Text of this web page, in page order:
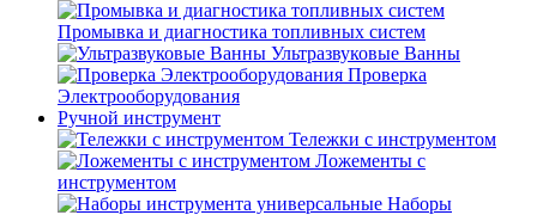
Промывка и диагностика топливных систем
Ультразвуковые Ванны
Проверка
Электрооборудования
Ручной инструмент
Тележки с инструментом
Ложементы с
инструментом
Наборы